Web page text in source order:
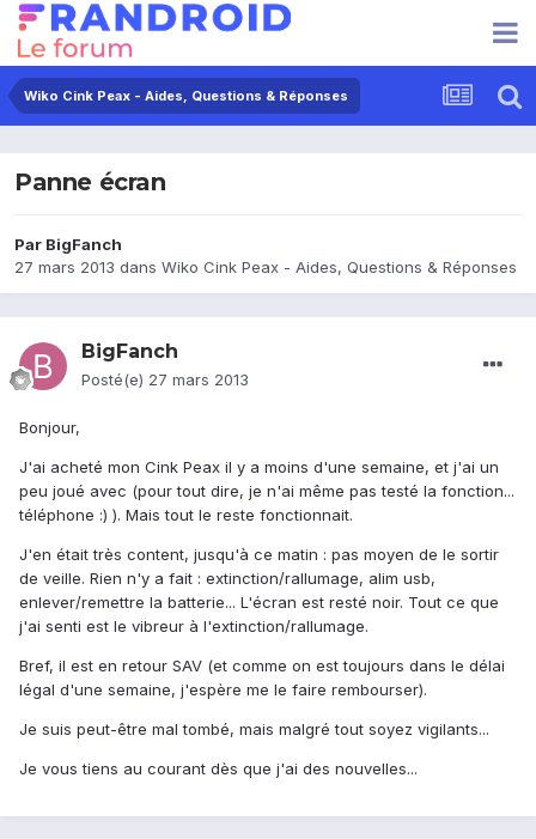
Wiko Cink Peax - Aides, Questions & Réponses
Panne écran
Par BigFanch
27 mars 2013 dans Wiko Cink Peax - Aides, Questions & Réponses
BigFanch
Posté(e) 27 mars 2013
Bonjour,
J'ai acheté mon Cink Peax il y a moins d'une semaine, et j'ai un
peu joué avec (pour tout dire, je n'ai même pas testé la fonction...
téléphone :) ). Mais tout le reste fonctionnait.
J'en était très content, jusqu'à ce matin : pas moyen de le sortir
de veille. Rien n'y a fait : extinction/rallumage, alim usb,
enlever/remettre la batterie... L'écran est resté noir. Tout ce que
j'ai senti est le vibreur à l'extinction/rallumage.
Bref, il est en retour SAV (et comme on est toujours dans le délai
légal d'une semaine, j'espère me le faire rembourser).
Je suis peut-être mal tombé, mais malgré tout soyez vigilants...
Je vous tiens au courant dès que j'ai des nouvelles...